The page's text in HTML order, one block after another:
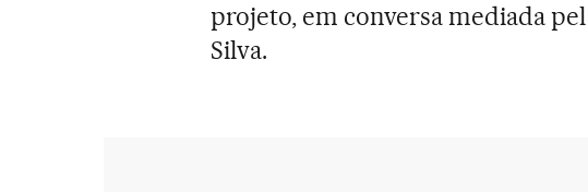
projeto, em conversa mediada
Silva.